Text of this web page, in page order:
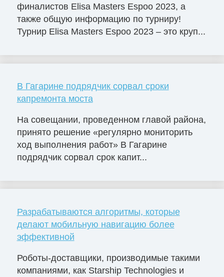
финалистов Elisa Masters Espoо 2023, а
также общую информацию по турниру!
Турнир Elisa Masters Espoo 2023 – это круп...
В Гагарине подрядчик сорвал сроки
капремонта моста
На совещании, проведенном главой района,
принято решение «регулярно мониторить
ход выполнения работ» В Гагарине
подрядчик сорвал срок капит...
Разрабатываются алгоритмы, которые
делают мобильную навигацию более
эффективной
Роботы-доставщики, производимые такими
компаниями, как Starship Technologies и